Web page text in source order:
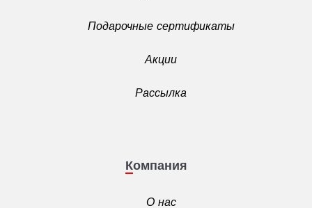
Подарочные сертификаты
Акции
Рассылка
Компания
О нас